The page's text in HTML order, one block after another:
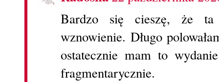
Bardzo się cieszę, że ta
wznowienie. Długo
ostatecznie mam to
fragmentarycznie.